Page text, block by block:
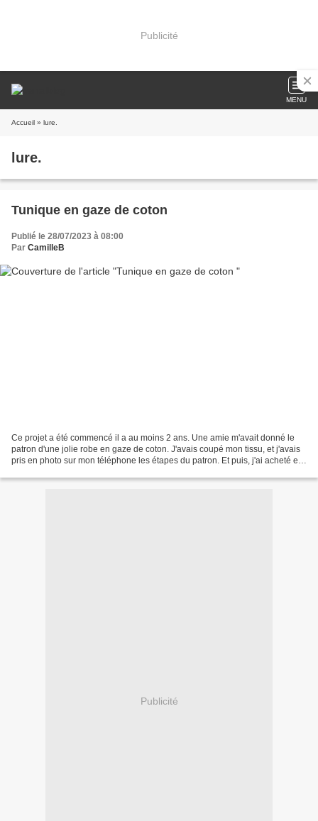
Publicité
MENU
Accueil » lure.
lure.
Tunique en gaze de coton
Publié le 28/07/2023 à 08:00
Par CamilleB
Ce projet a été commencé il a au moins 2 ans. Une amie m'avait donné le
patron d'une jolie robe en gaze de coton. J'avais coupé mon tissu, et j'avais
pris en photo sur mon téléphone les étapes du patron. Et puis, j'ai acheté et
Publicité